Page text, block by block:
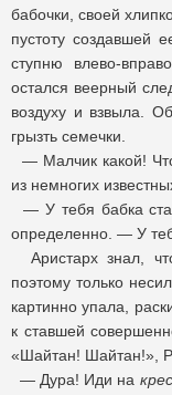
бабочки, своей
пустоту создавшей
ступню влево-
остался веерный
воздуху и взвыла.
грызть семечки.
— Малчик какой!
из немногих
— У тебя бабка
определенно. — У
Аристарх знал,
поэтому только
картинно упала,
к ставшей
«Шайтан! Шайтан!»,
— Дура! Иди на